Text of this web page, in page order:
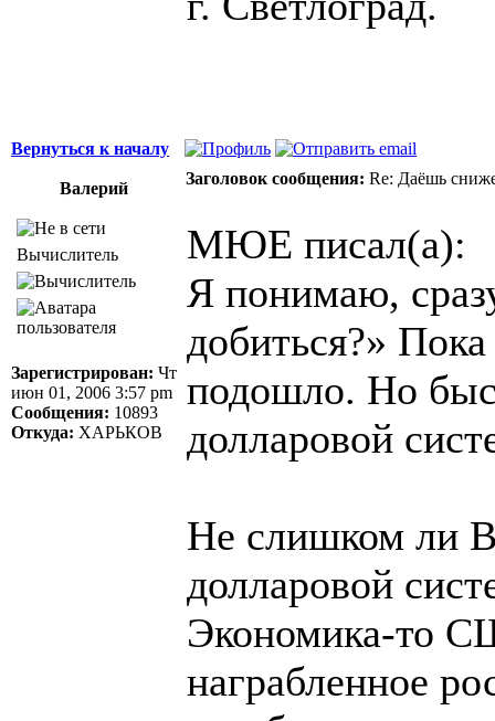
Вернуться к началу
Валерий
Заголовок сообщения: Re: Даёшь
Вычислитель
Зарегистрирован: Чт
июн 01, 2006 3:57 pm
Сообщения: 10893
Откуда: ХАРЬКОВ
МЮЕ писал(а):
Я понимаю,
добиться?»
подошло. Но
долларовой
Не слишком ли
долларовой
Экономика-то
награбленное